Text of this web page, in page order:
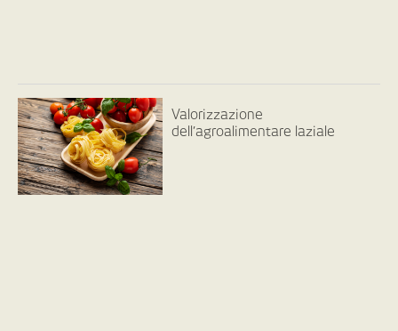
Valorizzazione
dell’agroalimentare laziale